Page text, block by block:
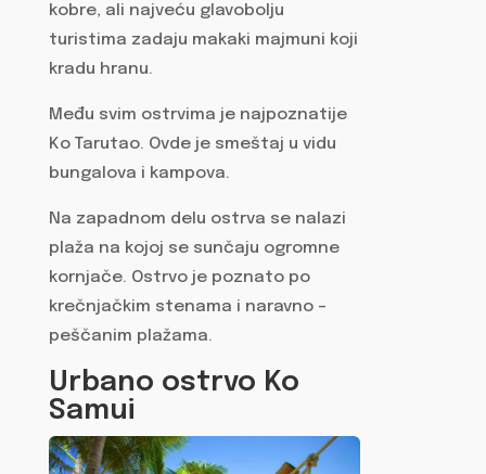
kobre, ali najveću glavobolju
turistima zadaju makaki majmuni koji
kradu hranu.
Među svim ostrvima je najpoznatije
Ko Tarutao. Ovde je smeštaj u vidu
bungalova i kampova.
Na zapadnom delu ostrva se nalazi
plaža na kojoj se sunčaju ogromne
kornjače. Ostrvo je poznato po
krečnjačkim stenama i naravno –
peščanim plažama.
Urbano ostrvo Ko
Samui